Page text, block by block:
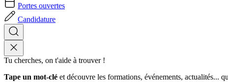
Portes ouvertes
Candidature
Tu cherches, on t'aide à trouver !
Tape un mot-clé et découvre les formations, événements, actualités...